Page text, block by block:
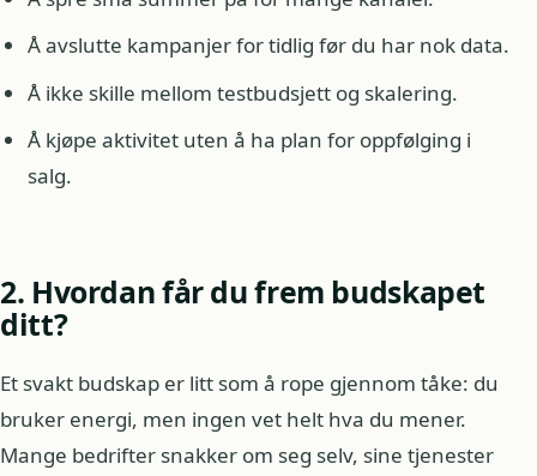
Å avslutte kampanjer for tidlig før du har nok data.
Å ikke skille mellom testbudsjett og skalering.
Å kjøpe aktivitet uten å ha plan for oppfølging i
salg.
2. Hvordan får du frem budskapet
ditt?
Et svakt budskap er litt som å rope gjennom tåke: du
bruker energi, men ingen vet helt hva du mener.
Mange bedrifter snakker om seg selv, sine tjenester